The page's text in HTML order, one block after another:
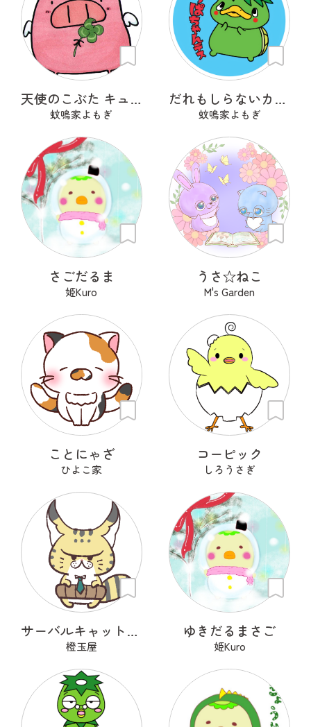
天使のこぶた キューピッグ
蚊鳴家よもぎ
だれもしらないカッパちゃん
蚊鳴家よもぎ
さごだるま
姫Kuro
うさ‪☆ねこ
M's Garden
ことにゃざ
ひよこ家
コーピック
しろうさぎ
サーバルキャット課長
橙玉屋
ゆきだるまさご
姫Kuro